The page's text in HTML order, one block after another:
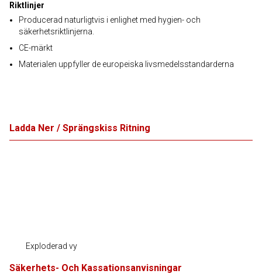
Riktlinjer
Producerad naturligtvis i enlighet med hygien- och
säkerhetsriktlinjerna.
CE-märkt
Materialen uppfyller de europeiska livsmedelsstandarderna
Ladda Ner / Sprängskiss Ritning
Exploderad vy
Säkerhets- Och Kassationsanvisningar